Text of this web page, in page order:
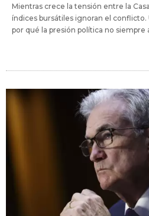
Mientras crece la tensión entre la
índices bursátiles ignoran el
por qué la presión política no siempre